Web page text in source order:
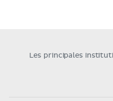
Les principales